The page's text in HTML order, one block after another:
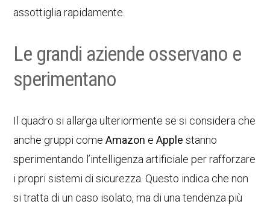
assottiglia rapidamente.
Le grandi aziende osservano e
sperimentano
Il quadro si allarga ulteriormente se si considera che
anche gruppi comeAmazon eApple stanno
sperimentando l’intelligenza artificiale per rafforzare
i propri sistemi di sicurezza. Questo indica che non
si tratta di un caso isolato, ma di una tendenza più